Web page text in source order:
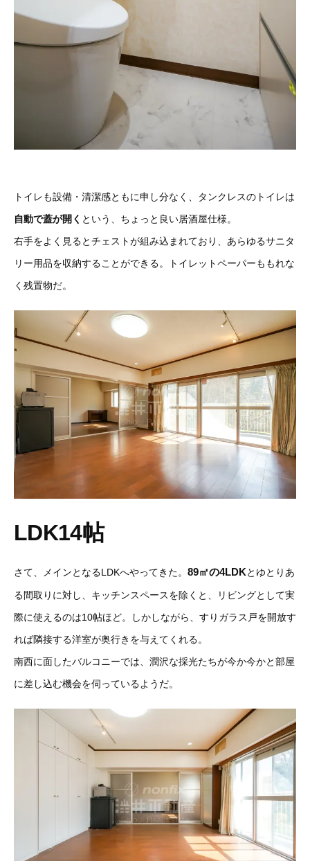
トイレも設備・清潔感ともに申し分なく、タンクレスのトイレは
自動で蓋が開く という、ちょっと良い居酒屋仕様。
右手をよく見るとチェストが組み込まれており、あらゆるサニタ
リー用品を収納することができる。トイレットペーパーももれな
く残置物だ。
LDK14帖
さて、メインとなるLDKへやってきた。 89㎡の4LDKとゆとりあ
る間取りに対し、キッチンスペースを除くと、リビングとして実
際に使えるのは10帖ほど。しかしながら、すりガラス戸を開放す
れば隣接する洋室が奥行きを与えてくれる。
南西に面したバルコニーでは、潤沢な採光たちが今か今かと部屋
に差し込む機会を伺っているようだ。